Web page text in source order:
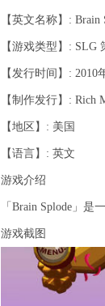
【英文名称】: Brain
【游戏类型】: SLG
【发行时间】: 2010
【制作发行】: Rich
【地区】: 美国
【语言】: 英文
游戏介绍
「Brain Splode」
游戏截图